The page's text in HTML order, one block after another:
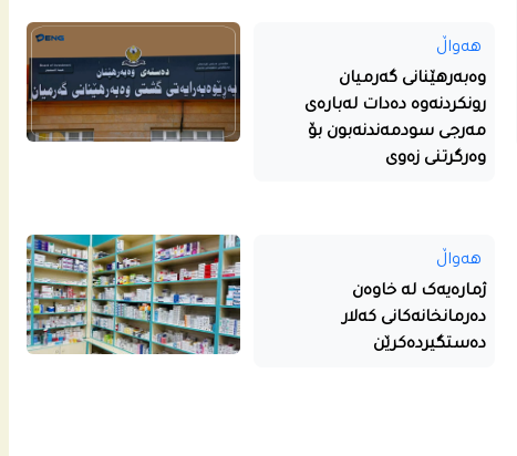
هەواڵ
وەبەرهێنانی گەرمیان
رونکردنەوە دەدات لەبارەی
مەرجی سودمەندنەبون بۆ
وەرگرتنی زەوی
هەواڵ
ژمارەیەک لە خاوەن
دەرمانخانەکانی کەلار
دەستگیردەکرێن